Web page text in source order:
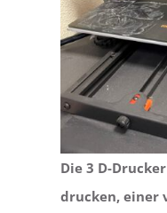
Die 3 D-
drucken, einer